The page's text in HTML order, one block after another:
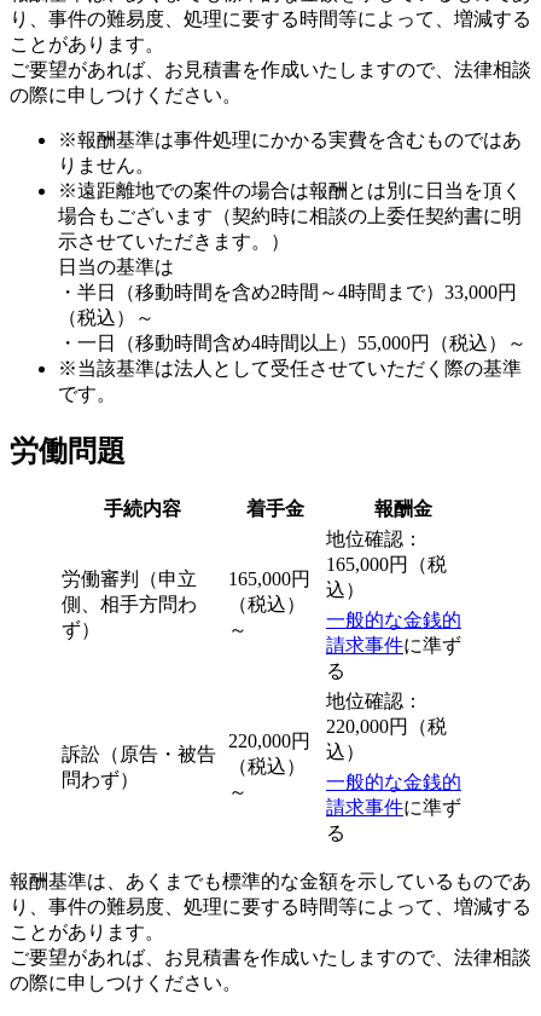
り、事件の難易度、処理に要する時間等によって、増減する
ことがあります。
ご要望があれば、お見積書を作成いたしますので、法律相談
の際に申しつけください。
※報酬基準は事件処理にかかる実費を含むものではあ
りません。
※遠距離地での案件の場合は報酬とは別に日当を頂く
場合もございます（契約時に相談の上委任契約書に明
示させていただきます。）
日当の基準は
・半日（移動時間を含め2時間～4時間まで）33,000円
（税込）～
・一日（移動時間含め4時間以上）55,000円（税込）～
※当該基準は法人として受任させていただく際の基準
です。
労働問題
手続内容 着手金 報酬金
労働審判（申立
側、相手方問わ
ず）
165⁩,000円
（税込）
～
地位確認：
165,000円（税
込）
一般的な金銭的
請求事件に準ず
る
訴訟（原告・被告
問わず）
220,000円
（税込）
～
地位確認：
220,000円（税
込）
一般的な金銭的
請求事件に準ず
る
報酬基準は、あくまでも標準的な金額を示しているものであ
り、事件の難易度、処理に要する時間等によって、増減する
ことがあります。
ご要望があれば、お見積書を作成いたしますので、法律相談
の際に申しつけください。